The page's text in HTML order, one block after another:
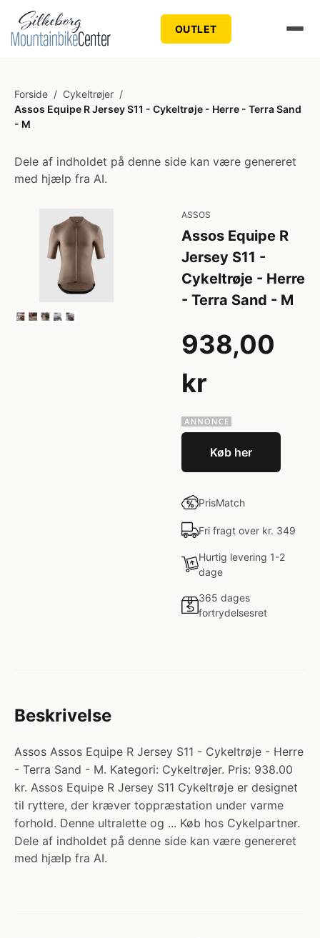
OUTLET
Forside / Cykeltrøjer /
Assos Equipe R Jersey S11 - Cykeltrøje - Herre - Terra Sand
- M
Dele af indholdet på denne side kan være genereret
med hjælp fra AI.
ASSOS
Assos Equipe R
Jersey S11 -
Cykeltrøje - Herre
- Terra Sand - M
938,00
kr
Køb her
PrisMatch
Fri fragt over kr. 349
Hurtig levering 1-2
dage
365 dages
fortrydelsesret
Beskrivelse
Assos Assos Equipe R Jersey S11 - Cykeltrøje - Herre
- Terra Sand - M. Kategori: Cykeltrøjer. Pris: 938.00
kr. Assos Equipe R Jersey S11 Cykeltrøje er designet
til ryttere, der kræver toppræstation under varme
forhold. Denne ultralette og ... Køb hos Cykelpartner.
Dele af indholdet på denne side kan være genereret
med hjælp fra AI.